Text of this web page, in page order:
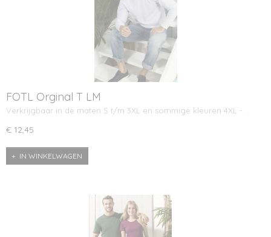
FOTL Orginal T LM
Verkrijgbaar in de maten S t/m 3XL en sommige kleuren 4XL -…
€ 12,45
IN WINKELWAGEN